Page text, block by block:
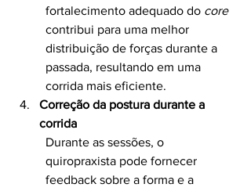
fortalecimento adequado do core
contribui para uma melhor
distribuição de forças durante a
passada, resultando em uma
corrida mais eficiente.
Correção da postura durante a
corrida
Durante as sessões, o
quiropraxista pode fornecer
feedback sobre a forma e a